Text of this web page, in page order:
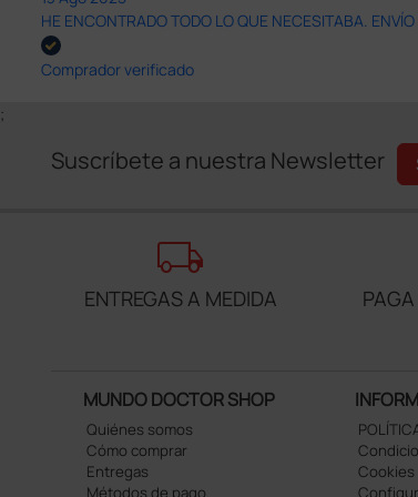
HE ENCONTRADO TODO LO QUE NECESITABA.
Comprador verificado
;
Suscríbete a nuestra Newsletter
local_shipping
ENTREGAS A MEDIDA
MUNDO DOCTOR SHOP
Quiénes somos
Cómo comprar
Entregas
Métodos de pago
Cookies